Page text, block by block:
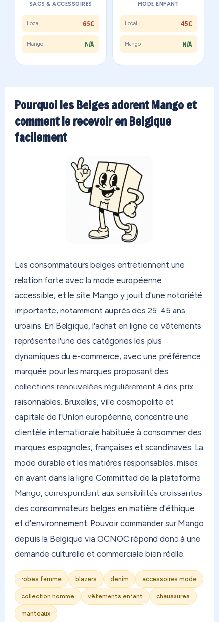
SACS & ACCESSOIRES
Local 65€
Mango N/A
MODE ENFANT
Local 45€
Mango N/A
Pourquoi les Belges adorent Mango et
comment le recevoir en Belgique
facilement
Les consommateurs belges entretiennent une
relation forte avec la mode européenne
accessible, et le site Mango y jouit d'une notoriété
importante, notamment auprès des 25-45 ans
urbains. En Belgique, l'achat en ligne de vêtements
représente l'une des catégories les plus
dynamiques du e-commerce, avec une préférence
marquée pour les marques proposant des
collections renouvelées régulièrement à des prix
raisonnables. Bruxelles, ville cosmopolite et
capitale de l'Union européenne, concentre une
clientèle internationale habituée à consommer des
marques espagnoles, françaises et scandinaves. La
mode durable et les matières responsables, mises
en avant dans la ligne Committed de la plateforme
Mango, correspondent aux sensibilités croissantes
des consommateurs belges en matière d'éthique
et d'environnement. Pouvoir commander sur Mango
depuis la Belgique via OONOC répond donc à une
demande culturelle et commerciale bien réelle.
robes femme blazers denim accessoires mode
collection homme vêtements enfant chaussures
manteaux